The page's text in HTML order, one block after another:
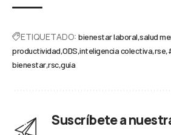
ETIQUETADO: bienestar laboral salud
productividad ODS inteligencia colectiva rse
bienestar rsc guía
Suscríbete a